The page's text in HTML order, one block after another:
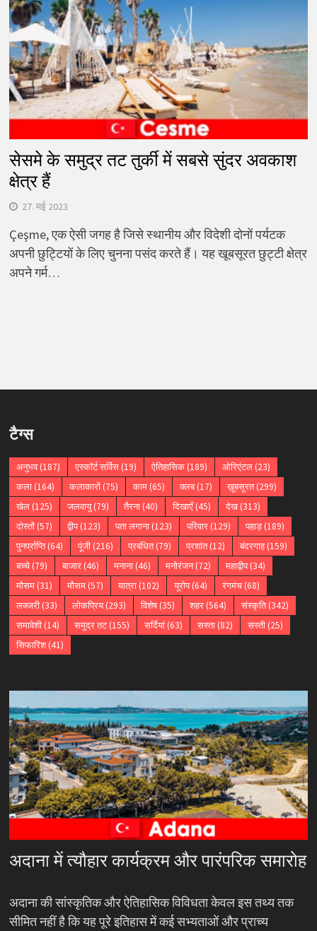
सेसमे के समुद्र तट तुर्की में सबसे सुंदर अवकाश
क्षेत्र हैं
27. मई 2023
Çeşme, एक ऐसी जगह है जिसे स्थानीय और विदेशी दोनों पर्यटक
अपनी छुट्टियों के लिए चुनना पसंद करते हैं। यह खूबसूरत छुट्टी क्षेत्र
अपने गर्म…
टैग्स
अनुभव(187) एस्कॉर्ट सर्विस(19) ऐतिहासिक(189) ओरिएंटल(23)
कला(164) कलाकारों(75) काम(65) क्लब(17) ख़ूबसूरत(299)
खेल(125) जलवायु(79) तैरना(40) दिखाएँ(45) देख(313)
दोस्तों(57) द्वीप(123) पता लगाना(123) परिवार(129) पहाड़(189)
पुनर्प्राप्ति(64) पूंजी(216) प्रबंधित(79) प्रशांत(12) बंदरगाह(159)
बच्चे(79) बाजार(46) मनाना(46) मनोरंजन(72) महाद्वीप(34)
मौसम(31) मौसम(57) यात्रा(102) यूरोप(64) रंगमंच(68)
लक्जरी(33) लोकप्रिय(293) विशेष(35) शहर(564) संस्कृति(342)
समावेशी(14) समुद्र तट(155) सर्दियां(63) सस्ता(82) सस्ती(25)
सिफारिश(41)
अदाना में त्यौहार कार्यक्रम और पारंपरिक समारोह
अदाना की सांस्कृतिक और ऐतिहासिक विविधता केवल इस तथ्य तक
सीमित नहीं है कि यह पूरे इतिहास में कई सभ्यताओं और प्राच्य